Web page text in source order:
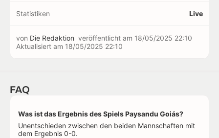
Statistiken Live
von Die Redaktion veröffentlicht am 18/05/2025 22:10
Aktualisiert am 18/05/2025 22:10
FAQ
Was ist das Ergebnis des Spiels Paysandu Goiás?
Unentschieden zwischen den beiden Mannschaften mit
dem Ergebnis 0-0.